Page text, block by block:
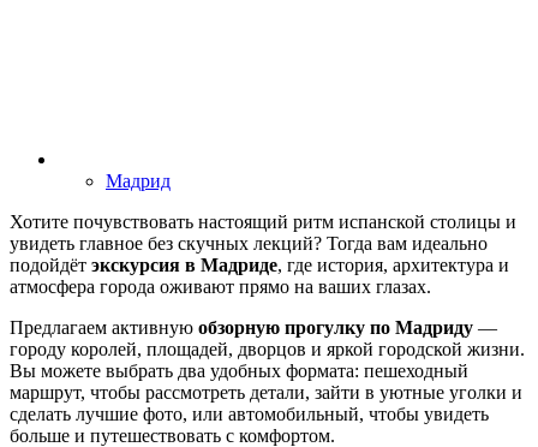
Мадрид
Хотите почувствовать настоящий ритм испанской столицы и
увидеть главное без скучных лекций? Тогда вам идеально
подойдёт экскурсия в Мадриде, где история, архитектура и
атмосфера города оживают прямо на ваших глазах.
Предлагаем активную обзорную прогулку по Мадриду —
городу королей, площадей, дворцов и яркой городской жизни.
Вы можете выбрать два удобных формата: пешеходный
маршрут, чтобы рассмотреть детали, зайти в уютные уголки и
сделать лучшие фото, или автомобильный, чтобы увидеть
больше и путешествовать с комфортом.